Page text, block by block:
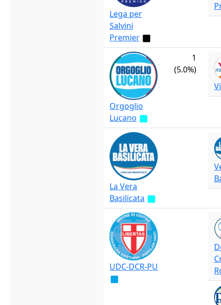
Lega per
Salvini
Premier
Orgoglio
Lucano
1
(5.0%)
La Vera
Basilicata
UDC-DCR-PU